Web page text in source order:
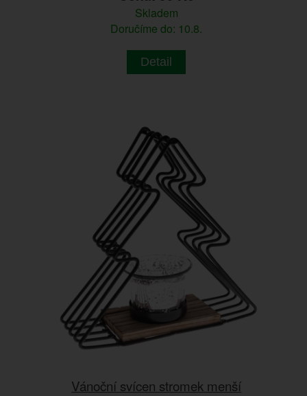
Skladem
Doručíme do: 10.8.
Detail
Vánoční svícen stromek menší